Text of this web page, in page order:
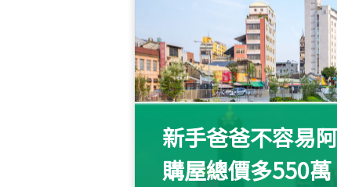
新手爸爸不容易
購屋總價多550萬